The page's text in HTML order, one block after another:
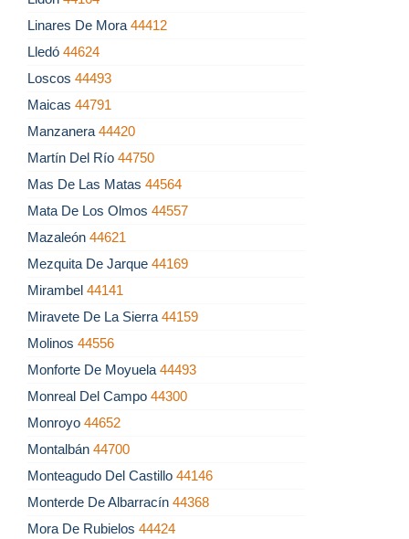
Linares De Mora 44412
Lledó 44624
Loscos 44493
Maicas 44791
Manzanera 44420
Martín Del Río 44750
Mas De Las Matas 44564
Mata De Los Olmos 44557
Mazaleón 44621
Mezquita De Jarque 44169
Mirambel 44141
Miravete De La Sierra 44159
Molinos 44556
Monforte De Moyuela 44493
Monreal Del Campo 44300
Monroyo 44652
Montalbán 44700
Monteagudo Del Castillo 44146
Monterde De Albarracín 44368
Mora De Rubielos 44424